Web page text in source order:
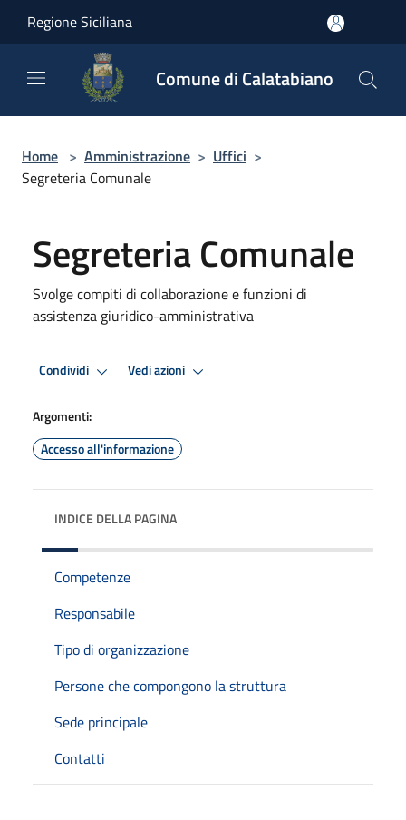
Regione Siciliana
Comune di Calatabiano
Home > Amministrazione > Uffici >
Segreteria Comunale
Segreteria Comunale
Svolge compiti di collaborazione e funzioni di
assistenza giuridico-amministrativa
Condividi Vedi azioni
Argomenti:
Accesso all'informazione
INDICE DELLA PAGINA
Competenze
Responsabile
Tipo di organizzazione
Persone che compongono la struttura
Sede principale
Contatti